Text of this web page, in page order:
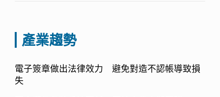
產業趨勢
電子簽章做出法律效力 避免對造不認帳導致損
失